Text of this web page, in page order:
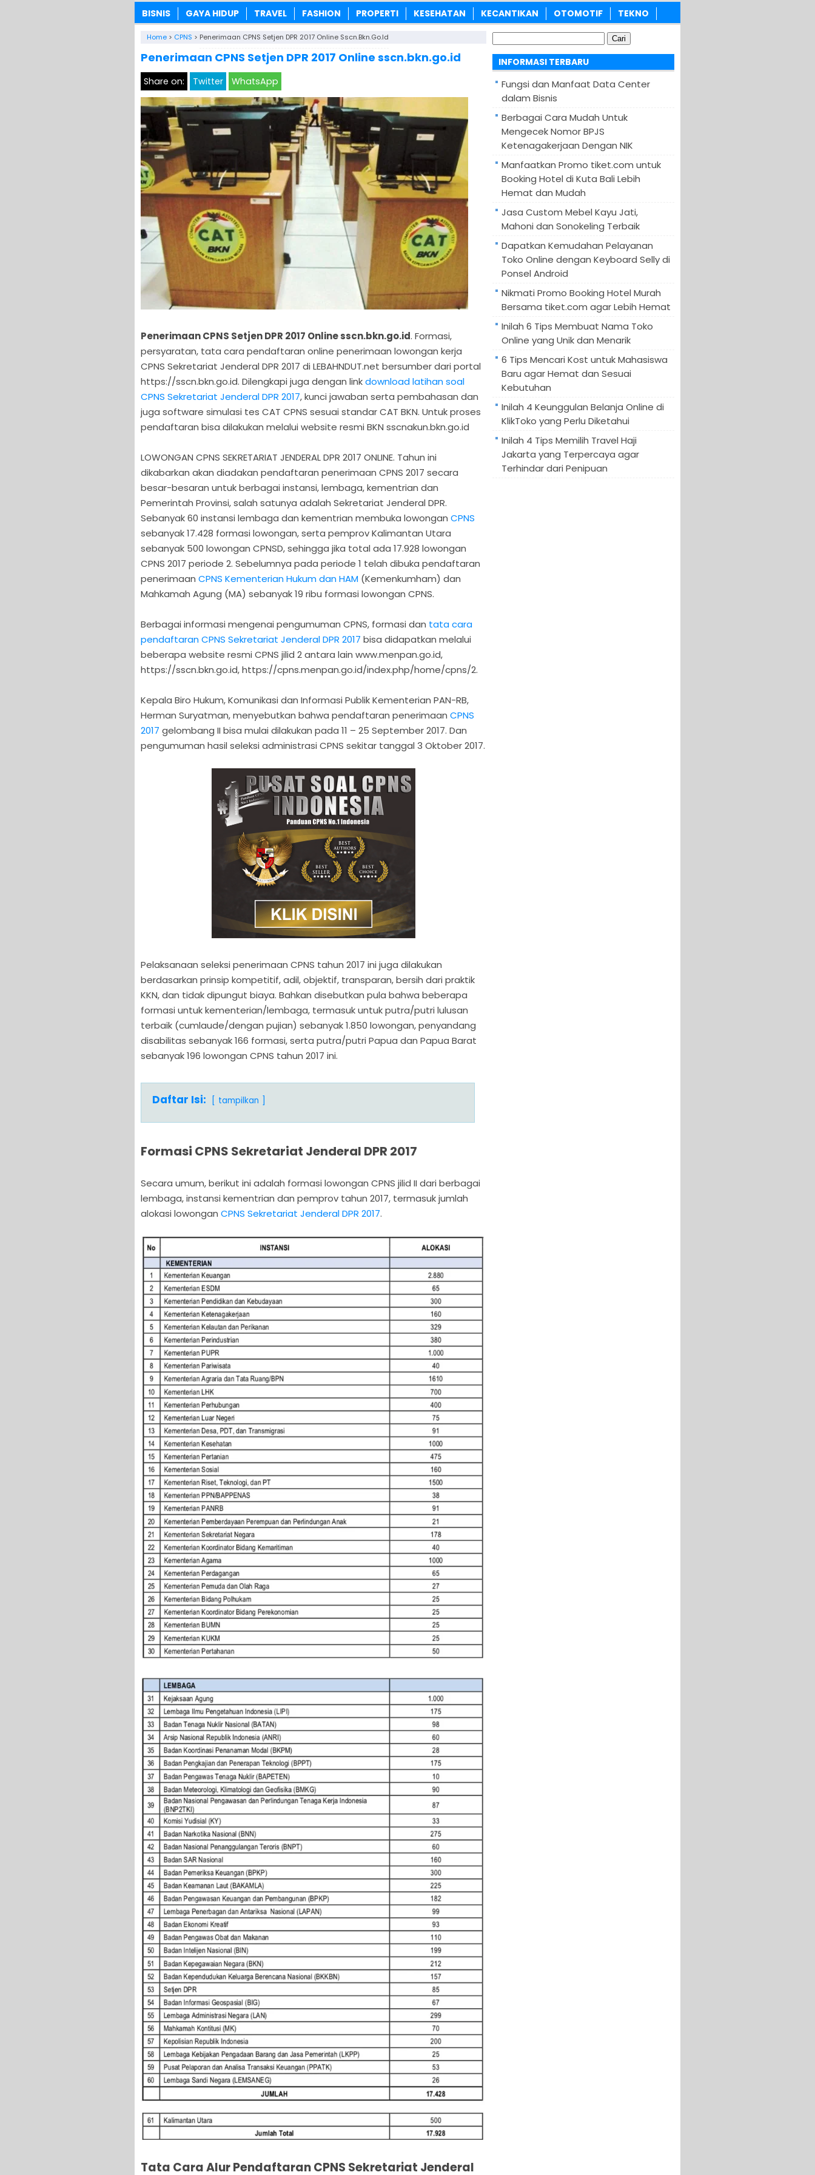
BISNIS GAYA HIDUP TRAVEL FASHION PROPERTI KESEHATAN KECANTIKAN OTOMOTIF TEKNO
Home > CPNS > Penerimaan CPNS Setjen DPR 2017 Online Sscn.bkn.go.id
Penerimaan CPNS Setjen DPR 2017 Online sscn.bkn.go.id
Share on: Twitter WhatsApp
Penerimaan CPNS Setjen DPR 2017 Online sscn.bkn.go.id. Formasi,
persyaratan, tata cara pendaftaran online penerimaan lowongan kerja
CPNS Sekretariat Jenderal DPR 2017 di LEBAHNDUT.net bersumber dari portal
https://sscn.bkn.go.id. Dilengkapi juga dengan linkdownload latihan soal
CPNS Sekretariat Jenderal DPR 2017, kunci jawaban serta pembahasan dan
juga software simulasi tes CAT CPNS sesuai standar CAT BKN. Untuk proses
pendaftaran bisa dilakukan melalui website resmi BKN sscnakun.bkn.go.id
LOWONGAN CPNS SEKRETARIAT JENDERAL DPR 2017 ONLINE. Tahun ini
dikabarkan akan diadakan pendaftaran penerimaan CPNS 2017 secara
besar-besaran untuk berbagai instansi, lembaga, kementrian dan
Pemerintah Provinsi, salah satunya adalah Sekretariat Jenderal DPR.
Sebanyak 60 instansi lembaga dan kementrian membuka lowongan CPNS
sebanyak 17.428 formasi lowongan, serta pemprov Kalimantan Utara
sebanyak 500 lowongan CPNSD, sehingga jika total ada 17.928 lowongan
CPNS 2017 periode 2. Sebelumnya pada periode 1 telah dibuka pendaftaran
penerimaan CPNS Kementerian Hukum dan HAM (Kemenkumham) dan
Mahkamah Agung (MA) sebanyak 19 ribu formasi lowongan CPNS.
Berbagai informasi mengenai pengumuman CPNS, formasi dan tata cara
pendaftaran CPNS Sekretariat Jenderal DPR 2017 bisa didapatkan melalui
beberapa website resmi CPNS jilid 2 antara lain www.menpan.go.id,
https://sscn.bkn.go.id, https://cpns.menpan.go.id/index.php/home/cpns/2.
Kepala Biro Hukum, Komunikasi dan Informasi Publik Kementerian PAN-RB,
Herman Suryatman, menyebutkan bahwa pendaftaran penerimaan CPNS
2017 gelombang II bisa mulai dilakukan pada 11 – 25 September 2017. Dan
pengumuman hasil seleksi administrasi CPNS sekitar tanggal 3 Oktober 2017.
Pelaksanaan seleksi penerimaan CPNS tahun 2017 ini juga dilakukan
berdasarkan prinsip kompetitif, adil, objektif, transparan, bersih dari praktik
KKN, dan tidak dipungut biaya. Bahkan disebutkan pula bahwa beberapa
formasi untuk kementerian/lembaga, termasuk untuk putra/putri lulusan
terbaik (cumlaude/dengan pujian) sebanyak 1.850 lowongan, penyandang
disabilitas sebanyak 166 formasi, serta putra/putri Papua dan Papua Barat
sebanyak 196 lowongan CPNS tahun 2017 ini.
Daftar Isi: tampilkan
Formasi CPNS Sekretariat Jenderal DPR 2017
Secara umum, berikut ini adalah formasi lowongan CPNS jilid II dari berbagai
lembaga, instansi kementrian dan pemprov tahun 2017, termasuk jumlah
alokasi lowongan CPNS Sekretariat Jenderal DPR 2017.
Tata Cara Alur Pendaftaran CPNS Sekretariat Jenderal
untuk:
INFORMASI TERBARU
Fungsi dan Manfaat Data Center
dalam Bisnis
Berbagai Cara Mudah Untuk
Mengecek Nomor BPJS
Ketenagakerjaan Dengan NIK
Manfaatkan Promo tiket.com untuk
Booking Hotel di Kuta Bali Lebih
Hemat dan Mudah
Jasa Custom Mebel Kayu Jati,
Mahoni dan Sonokeling Terbaik
Dapatkan Kemudahan Pelayanan
Toko Online dengan Keyboard Selly di
Ponsel Android
Nikmati Promo Booking Hotel Murah
Bersama tiket.com agar Lebih Hemat
Inilah 6 Tips Membuat Nama Toko
Online yang Unik dan Menarik
6 Tips Mencari Kost untuk Mahasiswa
Baru agar Hemat dan Sesuai
Kebutuhan
Inilah 4 Keunggulan Belanja Online di
KlikToko yang Perlu Diketahui
Inilah 4 Tips Memilih Travel Haji
Jakarta yang Terpercaya agar
Terhindar dari Penipuan